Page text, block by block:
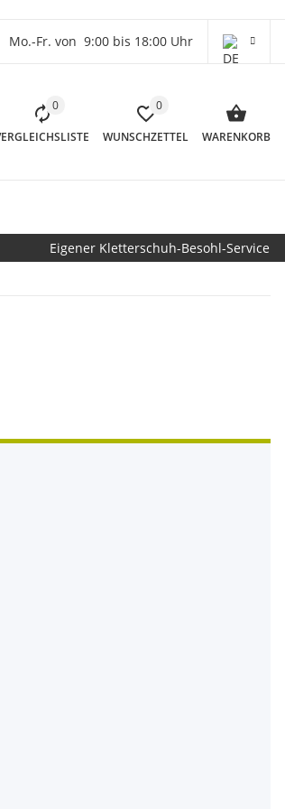
Mo.-Fr. von 9:00 bis 18:00 Uhr
0 0
WUNSCHZETTEL WARENKORB
Eigener Kletterschuh-Besohl-Service